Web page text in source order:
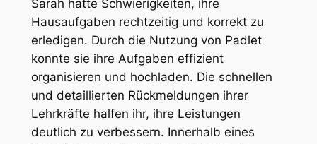
Sarah hatte Schwierigkeiten, ihre
Hausaufgaben rechtzeitig und korrekt zu
erledigen. Durch die Nutzung von Padlet
konnte sie ihre Aufgaben effizient
organisieren und hochladen. Die schnellen
und detaillierten Rückmeldungen ihrer
Lehrkräfte halfen ihr, ihre Leistungen
deutlich zu verbessern. Innerhalb eines